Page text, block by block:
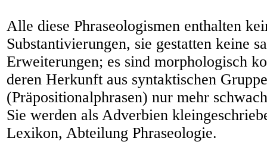
Alle diese Phraseologismen enthalten
Substantivierungen, sie gestatten keine
Erweiterungen; es sind morphologisch
deren Herkunft aus syntaktischen
(Präpositionalphrasen) nur mehr
Sie werden als Adverbien
Lexikon, Abteilung Phraseologie.